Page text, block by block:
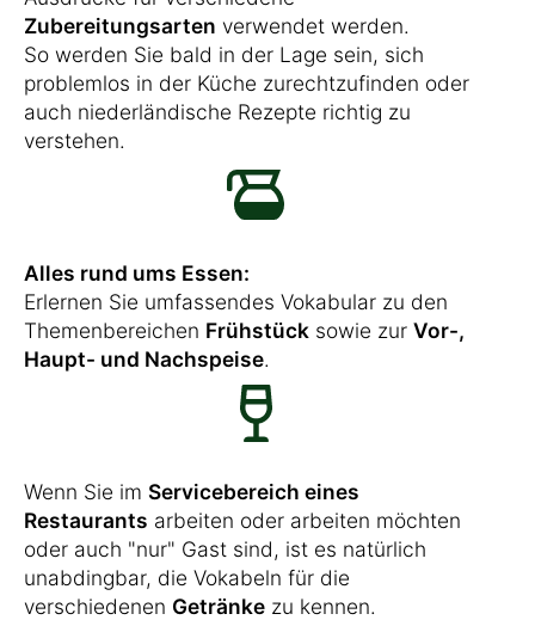
Zubereitungsarten verwendet werden.
So werden Sie bald in der Lage sein, sich
problemlos in der Küche zurechtzufinden oder
auch niederländische Rezepte richtig zu
verstehen.
Alles rund ums Essen:
Erlernen Sie umfassendes Vokabular zu den
Themenbereichen Frühstück sowie zur Vor-,
Haupt- und Nachspeise.
Wenn Sie im Servicebereich eines
Restaurants arbeiten oder arbeiten möchten
oder auch "nur" Gast sind, ist es natürlich
unabdingbar, die Vokabeln für die
verschiedenen Getränke zu kennen.